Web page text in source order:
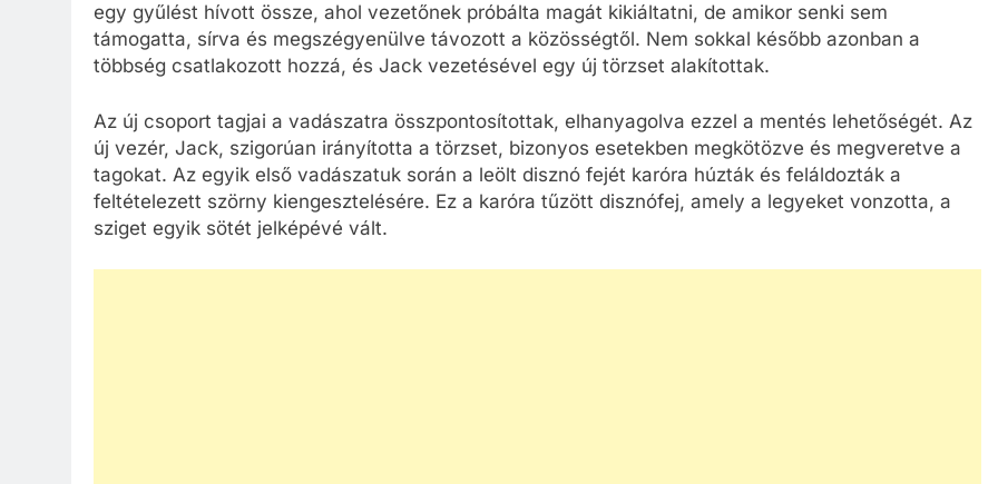
egy gyűlést hívott össze, ahol vezetőnek próbálta magát kikiáltatni, de amikor senki sem
támogatta, sírva és megszégyenülve távozott a közösségtől. Nem sokkal később azonban a
többség csatlakozott hozzá, és Jack vezetésével egy új törzset alakítottak.
Az új csoport tagjai a vadászatra összpontosítottak, elhanyagolva ezzel a mentés lehetőségét. Az
új vezér, Jack, szigorúan irányította a törzset, bizonyos esetekben megkötözve és megveretve a
tagokat. Az egyik első vadászatuk során a leölt disznó fejét karóra húzták és feláldozták a
feltételezett szörny kiengesztelésére. Ez a karóra tűzött disznófej, amely a legyeket vonzotta, a
sziget egyik sötét jelképévé vált.